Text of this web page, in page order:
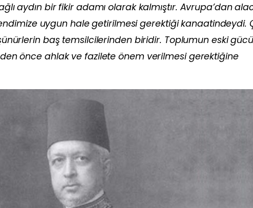
aydın bir fikir adamı olarak kalmıştır. Avrupa’dan
uygun hale getirilmesi gerektiği kanaatindeydi.
baş temsilcilerinden biridir. Toplumun eski
önce ahlak ve fazilete önem verilmesi gerektiğine